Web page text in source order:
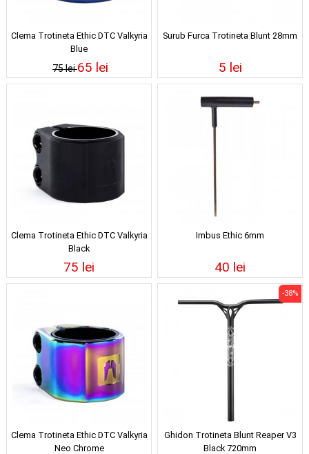
Clema Trotineta Ethic DTC Valkyria
Blue
75 lei65 lei
Surub Furca Trotineta Blunt 28mm
5 lei
Clema Trotineta Ethic DTC Valkyria
Black
75 lei
Imbus Ethic 6mm
40 lei
Clema Trotineta Ethic DTC Valkyria
Neo Chrome
Ghidon Trotineta Blunt Reaper V3
Black 720mm
-38%